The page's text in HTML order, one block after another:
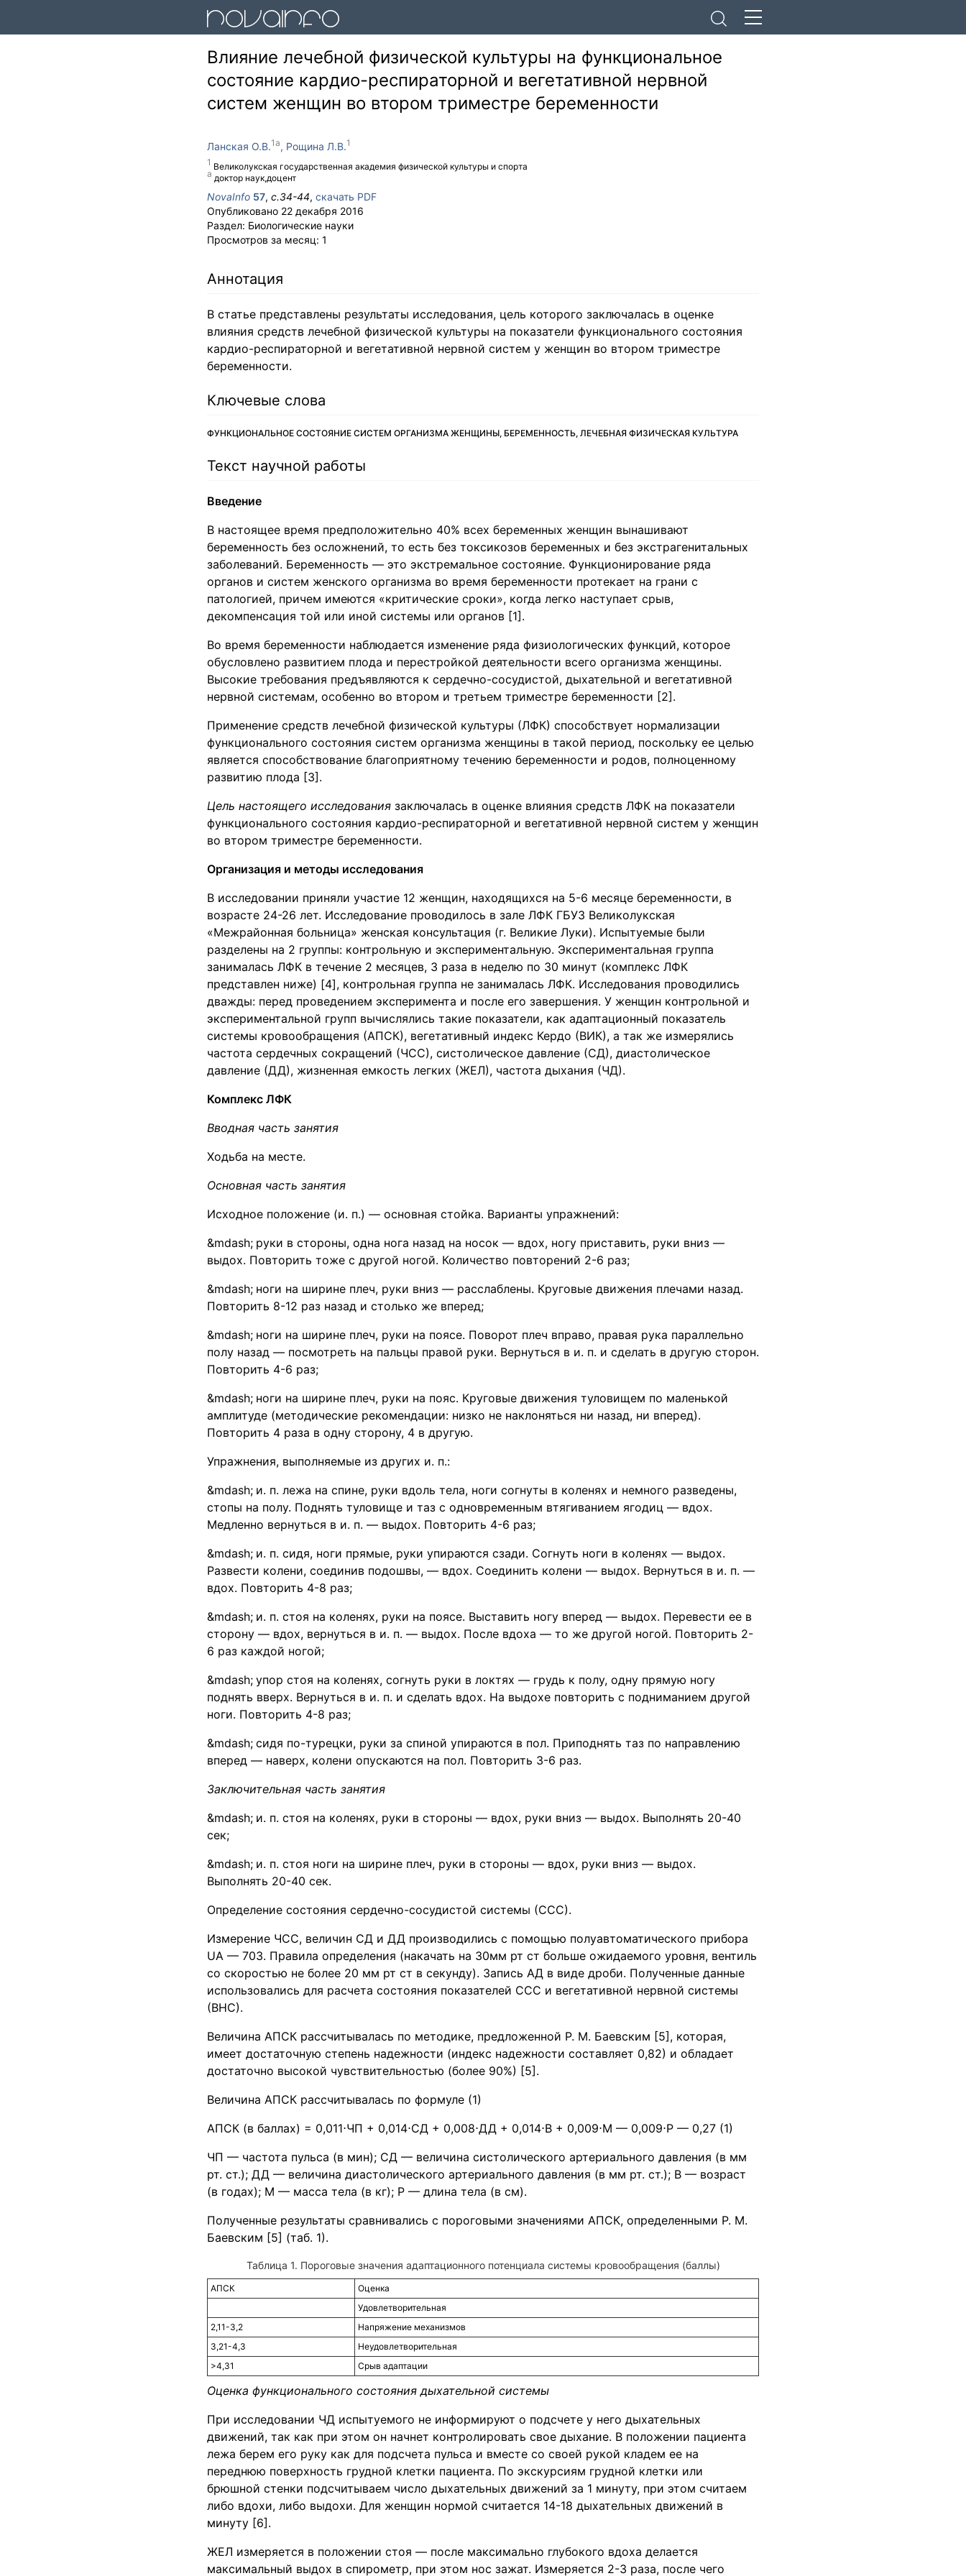
Влияние лечебной физической культуры на функциональное
состояние кардио-респираторной и вегетативной нервной
систем женщин во втором триместре беременности
Ланская О.В.
Великолукская государственная академия физической культуры и спорта
доктор наук,доцент
Рощина Л.В.
NovaInfo 57, с.34-44, скачать PDF
Опубликовано 22 декабря 2016
Раздел: Биологические науки
Просмотров за месяц: 1
Аннотация
В статье представлены результаты исследования, цель которого заключалась в оценке
влияния средств лечебной физической культуры на показатели функционального состояния
кардио-респираторной и вегетативной нервной систем у женщин во втором триместре
беременности.
Ключевые слова
ФУНКЦИОНАЛЬНОЕ СОСТОЯНИЕ СИСТЕМ ОРГАНИЗМА ЖЕНЩИНЫ, БЕРЕМЕННОСТЬ, ЛЕЧЕБНАЯ ФИЗИЧЕСКАЯ КУЛЬТУРА
Текст научной работы
Введение
В настоящее время предположительно 40% всех беременных женщин вынашивают
беременность без осложнений, то есть без токсикозов беременных и без экстрагенитальных
заболеваний. Беременность — это экстремальное состояние. Функционирование ряда
органов и систем женского организма во время беременности протекает на грани с
патологией, причем имеются «критические сроки», когда легко наступает срыв,
декомпенсация той или иной системы или органов [1].
Во время беременности наблюдается изменение ряда физиологических функций, которое
обусловлено развитием плода и перестройкой деятельности всего организма женщины.
Высокие требования предъявляются к сердечно-сосудистой, дыхательной и вегетативной
нервной системам, особенно во втором и третьем триместре беременности [2].
Применение средств лечебной физической культуры (ЛФК) способствует нормализации
функционального состояния систем организма женщины в такой период, поскольку ее целью
является способствование благоприятному течению беременности и родов, полноценному
развитию плода [3].
Цель настоящего исследования заключалась в оценке влияния средств ЛФК на показатели
функционального состояния кардио-респираторной и вегетативной нервной систем у женщин
во втором триместре беременности.
Организация и методы исследования
В исследовании приняли участие 12 женщин, находящихся на 5-6 месяце беременности, в
возрасте 24-26 лет. Исследование проводилось в зале ЛФК ГБУЗ Великолукская
«Межрайонная больница» женская консультация (г. Великие Луки). Испытуемые были
разделены на 2 группы: контрольную и экспериментальную. Экспериментальная группа
занималась ЛФК в течение 2 месяцев, 3 раза в неделю по 30 минут (комплекс ЛФК
представлен ниже) [4], контрольная группа не занималась ЛФК. Исследования проводились
дважды: перед проведением эксперимента и после его завершения. У женщин контрольной и
экспериментальной групп вычислялись такие показатели, как адаптационный показатель
системы кровообращения (АПСК), вегетативный индекс Кердо (ВИК), а так же измерялись
частота сердечных сокращений (ЧСС), систолическое давление (СД), диастолическое
давление (ДД), жизненная емкость легких (ЖЕЛ), частота дыхания (ЧД).
Комплекс ЛФК
Вводная часть занятия
Ходьба на месте.
Основная часть занятия
Исходное положение (и. п.) — основная стойка. Варианты упражнений:
руки в стороны, одна нога назад на носок — вдох, ногу приставить, руки вниз —
выдох. Повторить тоже с другой ногой. Количество повторений 2-6 раз;
ноги на ширине плеч, руки вниз — расслаблены. Круговые движения плечами назад.
Повторить 8-12 раз назад и столько же вперед;
ноги на ширине плеч, руки на поясе. Поворот плеч вправо, правая рука параллельно
полу назад — посмотреть на пальцы правой руки. Вернуться в и. п. и сделать в другую сторон.
Повторить 4-6 раз;
ноги на ширине плеч, руки на пояс. Круговые движения туловищем по маленькой
амплитуде (методические рекомендации: низко не наклоняться ни назад, ни вперед).
Повторить 4 раза в одну сторону, 4 в другую.
Упражнения, выполняемые из других и. п.:
и. п. лежа на спине, руки вдоль тела, ноги согнуты в коленях и немного разведены,
стопы на полу. Поднять туловище и таз с одновременным втягиванием ягодиц — вдох.
Медленно вернуться в и. п. — выдох. Повторить 4-6 раз;
и. п. сидя, ноги прямые, руки упираются сзади. Согнуть ноги в коленях — выдох.
Развести колени, соединив подошвы, — вдох. Соединить колени — выдох. Вернуться в и. п. —
вдох. Повторить 4-8 раз;
и. п. стоя на коленях, руки на поясе. Выставить ногу вперед — выдох. Перевести ее в
сторону — вдох, вернуться в и. п. — выдох. После вдоха — то же другой ногой. Повторить 2-
6 раз каждой ногой;
упор стоя на коленях, согнуть руки в локтях — грудь к полу, одну прямую ногу
поднять вверх. Вернуться в и. п. и сделать вдох. На выдохе повторить с подниманием другой
ноги. Повторить 4-8 раз;
сидя по-турецки, руки за спиной упираются в пол. Приподнять таз по направлению
вперед — наверх, колени опускаются на пол. Повторить 3-6 раз.
Заключительная часть занятия
и. п. стоя на коленях, руки в стороны — вдох, руки вниз — выдох. Выполнять 20-40
сек;
и. п. стоя ноги на ширине плеч, руки в стороны — вдох, руки вниз — выдох.
Выполнять 20-40 сек.
Определение состояния сердечно-сосудистой системы (ССС).
Измерение ЧСС, величин СД и ДД производились с помощью полуавтоматического прибора
UA — 703. Правила определения (накачать на 30мм рт ст больше ожидаемого уровня, вентиль
со скоростью не более 20 мм рт ст в секунду). Запись АД в виде дроби. Полученные данные
использовались для расчета состояния показателей ССС и вегетативной нервной системы
(ВНС).
Величина АПСК рассчитывалась по методике, предложенной Р. М. Баевским [5], которая,
имеет достаточную степень надежности (индекс надежности составляет 0,82) и обладает
достаточно высокой чувствительностью (более 90%) [5].
Величина АПСК рассчитывалась по формуле (1)
АПСК (в баллах) = 0,011⋅ЧП + 0,014⋅СД + 0,008⋅ДД + 0,014⋅В + 0,009⋅М — 0,009⋅Р — 0,27 (1)
ЧП — частота пульса (в мин); СД — величина систолического артериального давления (в мм
рт. ст.); ДД — величина диастолического артериального давления (в мм рт. ст.); В — возраст
(в годах); М — масса тела (в кг); Р — длина тела (в см).
Полученные результаты сравнивались с пороговыми значениями АПСК, определенными Р. М.
Баевским [5] (таб. 1).
Пороговые значения адаптационного потенциала системы кровообращения (баллы)
АПСК
Оценка
Удовлетворительная
2,11-3,2
Напряжение механизмов
3,21-4,3
Неудовлетворительная
>4,31
Срыв адаптации
Оценка функционального состояния дыхательной системы
При исследовании ЧД испытуемого не информируют о подсчете у него дыхательных
движений, так как при этом он начнет контролировать свое дыхание. В положении пациента
лежа берем его руку как для подсчета пульса и вместе со своей рукой кладем ее на
переднюю поверхность грудной клетки пациента. По экскурсиям грудной клетки или
брюшной стенки подсчитываем число дыхательных движений за 1 минуту, при этом считаем
либо вдохи, либо выдохи. Для женщин нормой считается 14-18 дыхательных движений в
минуту [6].
ЖЕЛ измеряется в положении стоя — после максимально глубокого вдоха делается
максимальный выдох в спирометр, при этом нос зажат. Измеряется 2-3 раза, после чего